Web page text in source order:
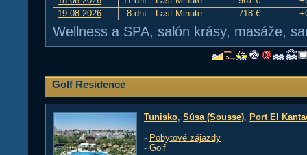
19.08.2026
8 dní Last Minute 718 €
Wellness a SPA, salón krásy, masáže,
Golf Residence
Tunisko, Súsa (Sousse), Port El
- Pobytové zájazdy
- Golf